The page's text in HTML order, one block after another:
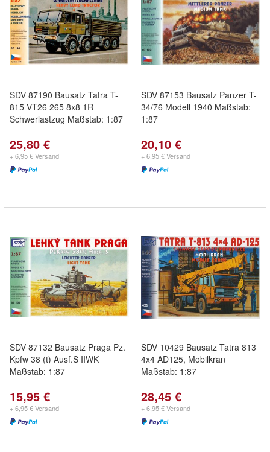
SDV 87190 Bausatz Tatra T-
815 VT26 265 8x8 1R
Schwerlastzug Maßstab: 1:87
25,80 €
+ 6,95 € Versand
SDV 87153 Bausatz Panzer T-
34/76 Modell 1940 Maßstab:
1:87
20,10 €
+ 6,95 € Versand
SDV 87132 Bausatz Praga Pz.
Kpfw 38 (t) Ausf.S IIWK
Maßstab: 1:87
15,95 €
+ 6,95 € Versand
SDV 10429 Bausatz Tatra 813
4x4 AD125, Mobilkran
Maßstab: 1:87
28,45 €
+ 6,95 € Versand